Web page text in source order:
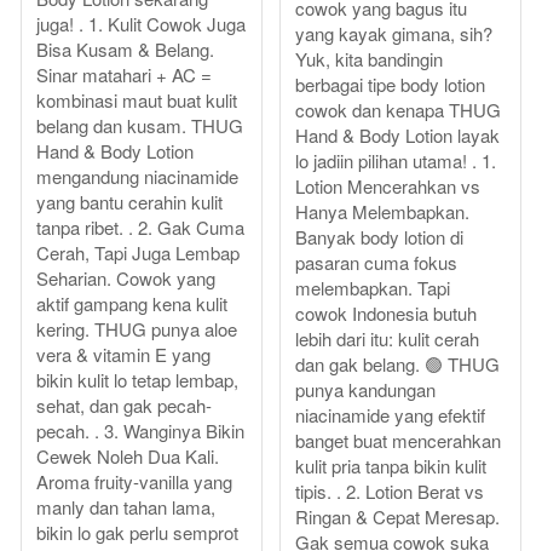
juga! . 1. Kulit Cowok Juga
Bisa Kusam & Belang.
Sinar matahari + AC =
kombinasi maut buat kulit
belang dan kusam. THUG
Hand & Body Lotion
mengandung niacinamide
yang bantu cerahin kulit
tanpa ribet. . 2. Gak Cuma
Cerah, Tapi Juga Lembap
Seharian. Cowok yang
aktif gampang kena kulit
kering. THUG punya aloe
vera & vitamin E yang
bikin kulit lo tetap lembap,
sehat, dan gak pecah-
pecah. . 3. Wanginya Bikin
Cewek Noleh Dua Kali.
Aroma fruity-vanilla yang
manly dan tahan lama,
bikin lo gak perlu semprot
cowok yang bagus itu
yang kayak gimana, sih?
Yuk, kita bandingin
berbagai tipe body lotion
cowok dan kenapa THUG
Hand & Body Lotion layak
lo jadiin pilihan utama! . 1.
Lotion Mencerahkan vs
Hanya Melembapkan.
Banyak body lotion di
pasaran cuma fokus
melembapkan. Tapi
cowok Indonesia butuh
lebih dari itu: kulit cerah
dan gak belang. 🟢 THUG
punya kandungan
niacinamide yang efektif
banget buat mencerahkan
kulit pria tanpa bikin kulit
tipis. . 2. Lotion Berat vs
Ringan & Cepat Meresap.
Gak semua cowok suka